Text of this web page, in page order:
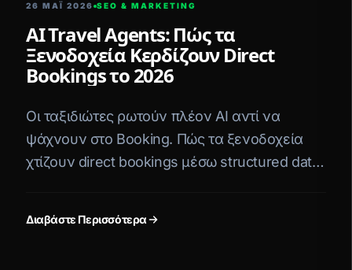
26 ΜΑΪ́ 2026 SEO & MARKETING
AI Travel Agents: Πώς τα
Ξενοδοχεία Κερδίζουν Direct
Bookings το 2026
Οι ταξιδιώτες ρωτούν πλέον AI αντί να
ψάχνουν στο Booking. Πώς τα ξενοδοχεία
χτίζουν direct bookings μέσω structured data
Διαβάστε Περισσότερα